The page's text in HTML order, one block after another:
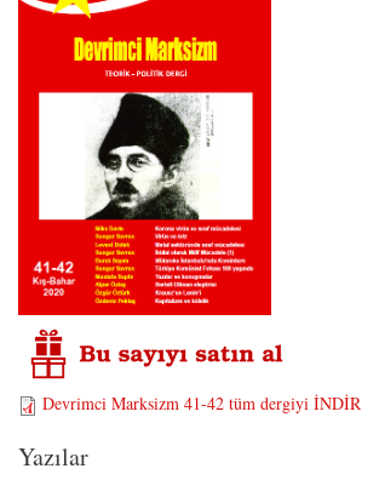
Devrimci Marksizm 41-42 tüm dergiyi İNDİR
Yazılar